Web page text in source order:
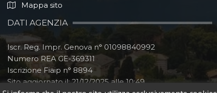
Mappa sito
DATI AGENZIA
Iscr. Reg. Impr. Genova n° 01098840992
Numero REA GE-369311
Iscrizione Fiaip n° 8894
Sito aggiornato il:21/12/2025 alle 10:49